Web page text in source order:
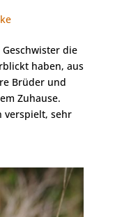
die
haben, aus
Brüder und
Zuhause.
verspielt, sehr